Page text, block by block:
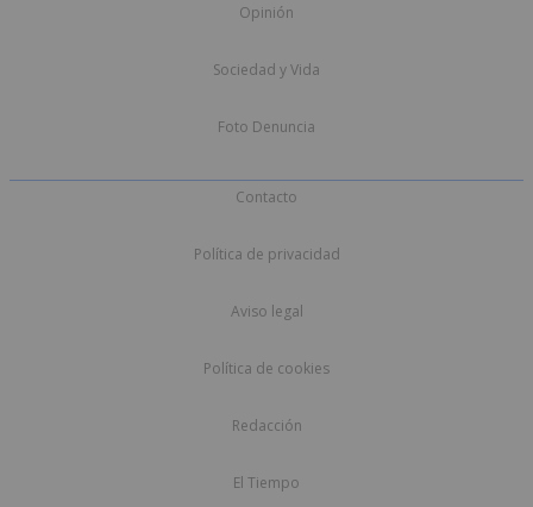
Opinión
Sociedad y Vida
Foto Denuncia
Contacto
Política de privacidad
Aviso legal
Política de cookies
Redacción
El Tiempo